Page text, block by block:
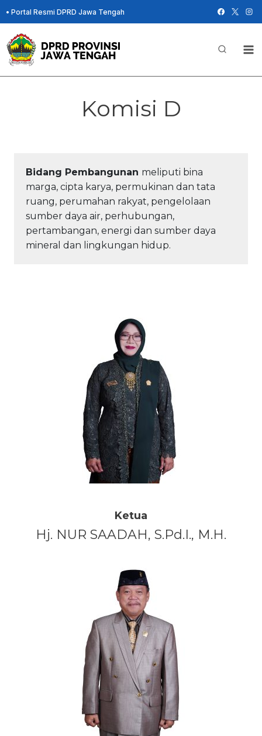
Skip
to
content
• Portal Resmi DPRD Jawa Tengah
Komisi D
Bidang Pembangunan meliputi bina
marga, cipta karya, permukinan dan tata
ruang, perumahan rakyat, pengelolaan
sumber daya air, perhubungan,
pertambangan, energi dan sumber daya
mineral dan lingkungan hidup.
Ketua
Hj. NUR SAADAH, S.Pd.I., M.H.